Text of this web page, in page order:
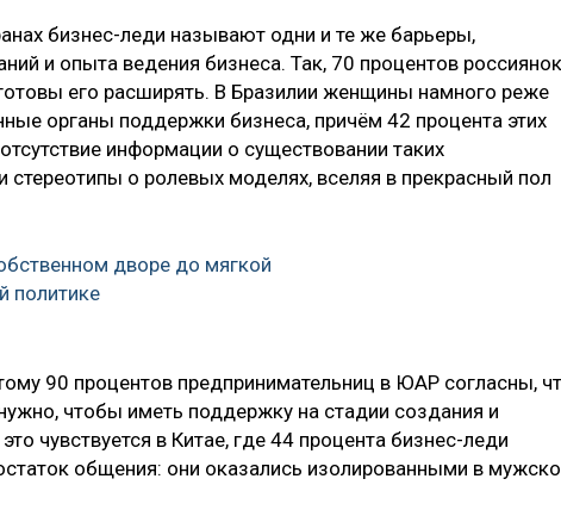
бизнес-леди называют одни и те же барьеры,
и опыта ведения бизнеса. Так, 70 процентов россиянок
его расширять. В Бразилии женщины намного реже
органы поддержки бизнеса, причём 42 процента этих
информации о существовании таких
о ролевых моделях, вселяя в прекрасный пол
дворе до мягкой
политике
90 процентов предпринимательниц в ЮАР согласны,
чтобы иметь поддержку на стадии создания и
чувствуется в Китае, где 44 процента бизнес-леди
общения: они оказались изолированными в